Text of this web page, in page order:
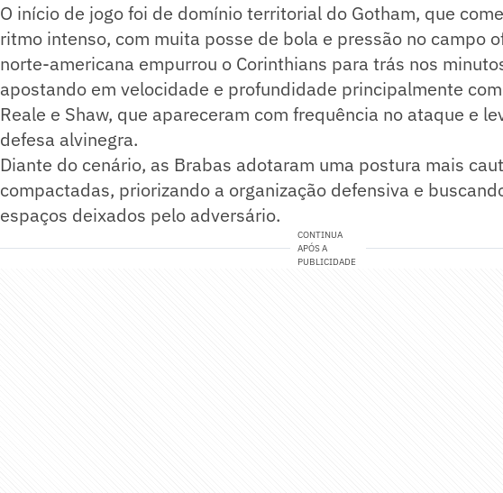
O início de jogo foi de domínio territorial do Gotham, que
ritmo intenso, com muita posse de bola e pressão no campo
norte-americana empurrou o Corinthians para trás nos
apostando em velocidade e profundidade principalmente
Reale e Shaw, que apareceram com frequência no ataque e
defesa alvinegra.
Diante do cenário, as Brabas adotaram uma postura mais
compactadas, priorizando a organização defensiva e
espaços deixados pelo adversário.
CONTINUA
APÓS A
PUBLICIDADE